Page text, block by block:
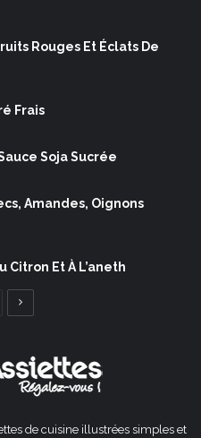
Rouges Et Éclats De
Frais
Soja Sucrée
Amandes, Oignons
Citron Et À L’aneth
Page
de cuisine illustrées simples et